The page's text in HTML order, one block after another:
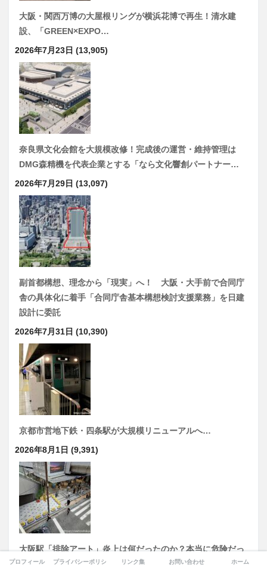
大阪・関西万博の大屋根リングが横浜花博で再生！清水建
設、「GREEN×EXPO…
2026年7月23日 (13,905)
奈良県文化会館を大規模改修！完成後の運営・維持管理は
DMG森精機を代表企業とする「なら文化響創パートナー…
2026年7月29日 (13,097)
副首都構想、理念から「現実」へ！ 大阪・大手前で合同庁
舎の具体化に着手「合同庁舎基本構想検討支援業務」を日建
設計に委託
2026年7月31日 (10,390)
京都市営地下鉄・四条駅が大規模リニューアルへ…
2026年8月1日 (9,391)
大阪駅「排除アート」炎上は何だったのか？本当に危険だっ
たのは、事実を削って作られた「怒りのパッケージ」
プロフィール プライバシーポリシー リンク集 お問い合わせ ホーム